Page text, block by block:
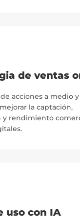
de ventas
acciones a medio
la captación,
y rendimiento
uso con IA